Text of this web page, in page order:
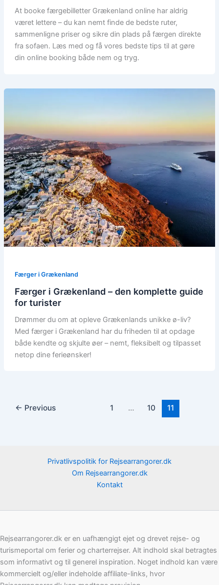
At booke færgebilletter Grækenland online har aldrig
været lettere – du kan nemt finde de bedste ruter,
sammenligne priser og sikre din plads på færgen direkte
fra sofaen. Læs med og få vores bedste tips til at gøre
din online booking både nem og tryg.
Færger i Grækenland
Færger i Grækenland – den komplette guide
for turister
Drømmer du om at opleve Grækenlands unikke ø-liv?
Med færger i Grækenland har du friheden til at opdage
både kendte og skjulte øer – nemt, fleksibelt og tilpasset
netop dine ferieønsker!
← Previous 1 … 10 11
Privatlivspolitik for Rejsearrangorer.dk
Om Rejsearrangorer.dk
Kontakt
Rejsearrangorer.dk er en uafhængigt ejet og drevet rejse- og
turismeportal om ferier og charterrejser. Alt indhold skal betragtes
som informativt og til generel inspiration. Noget indhold kan være
kommercielt og/eller indeholde affiliate-links, hvor